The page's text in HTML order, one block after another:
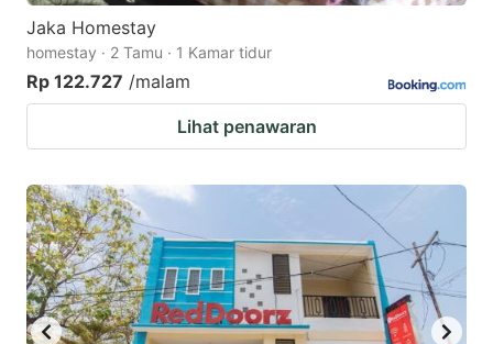
Jaka Homestay
homestay · 2 Tamu · 1 Kamar tidur
Rp 122.727 /malam
Lihat penawaran